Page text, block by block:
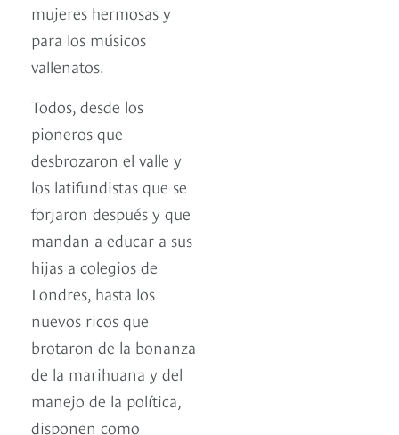
mujeres hermosas y
para los músicos
vallenatos.
Todos, desde los
pioneros que
desbrozaron el valle y
los latifundistas que se
forjaron después y que
mandan a educar a sus
hijas a colegios de
Londres, hasta los
nuevos ricos que
brotaron de la bonanza
de la marihuana y del
manejo de la política,
disponen como